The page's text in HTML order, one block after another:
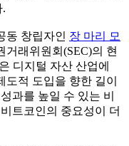
.
동 창립자인 장 마리 모
거래위원회(SEC)의 현
디지털 자산 산업에
적 도입을 향한 길이
과를 높일 수 있는 비
트코인의 중요성이 더